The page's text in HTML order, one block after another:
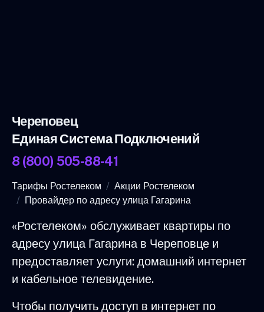
Череповец
Единая Система Подключений
8 (800) 505-88-41
Тарифы Ростелеком
Акции Ростелеком
Провайдер по адресу улица Гагарина
«Ростелеком» обслуживает квартиры по
адресу улица Гагарина в Череповце и
предоставляет услуги: домашний интернет
и кабельное телевидение.
Чтобы получить доступ в интернет по